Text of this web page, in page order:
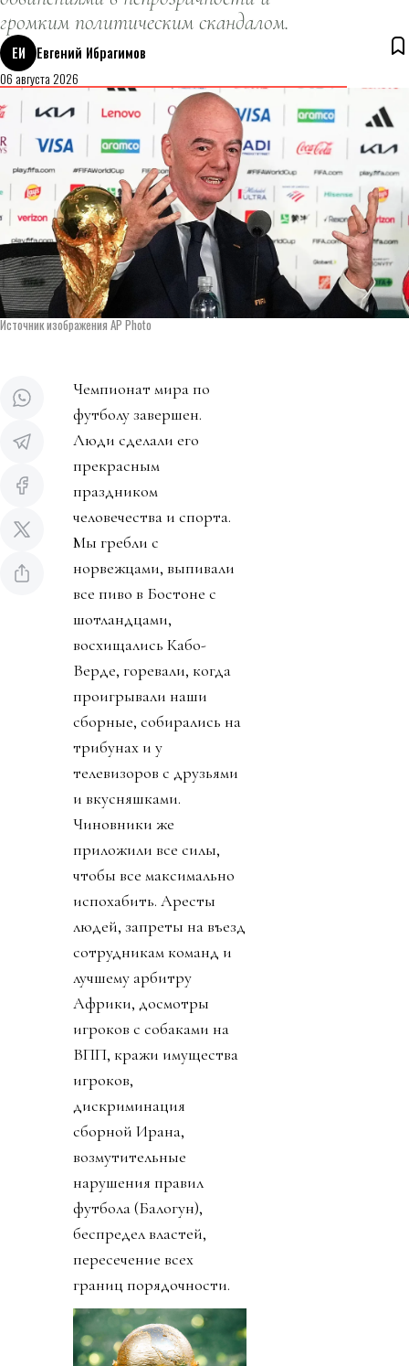
громким политическим скандалом.
ЕИ
Евгений Ибрагимов
06 августа 2026
Источник изображения AP Photo
Чемпионат мира по
футболу завершен.
Люди сделали его
прекрасным
праздником
человечества и спорта.
Мы гребли с
норвежцами, выпивали
все пиво в Бостоне с
шотландцами,
восхищались Кабо-
Верде, горевали, когда
проигрывали наши
сборные, собирались на
трибунах и у
телевизоров с друзьями
и вкусняшками.
Чиновники же
приложили все силы,
чтобы все максимально
испохабить. Аресты
людей, запреты на въезд
сотрудникам команд и
лучшему арбитру
Африки, досмотры
игроков с собаками на
ВПП, кражи имущества
игроков,
дискриминация
сборной Ирана,
возмутительные
нарушения правил
футбола (Балогун),
беспредел властей,
пересечение всех
границ порядочности.